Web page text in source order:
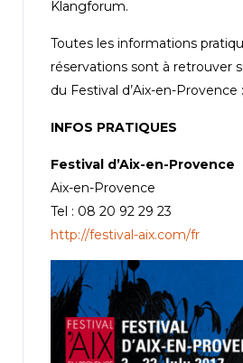
Klangforum.
Toutes les informations
réservations sont à retrouver
du Festival d’Aix-en-Provence
INFOS PRATIQUES
Festival d’Aix-en-Provence
Aix-en-Provence
Tel : 08 20 92 29 23
http://festival-aix.com/fr